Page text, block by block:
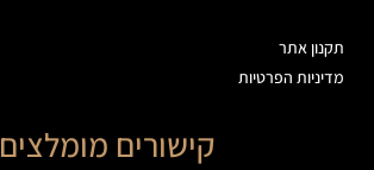
תקנון אתר
מדיניות הפרטיות
קישורים מומלצים